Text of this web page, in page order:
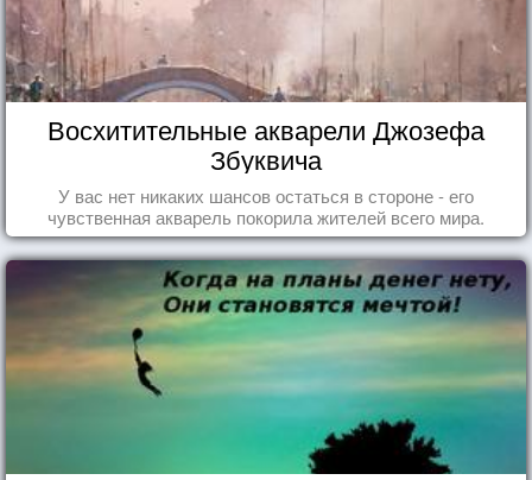
Восхитительные акварели Джозефа
Збуквича
У вас нет никаких шансов остаться в стороне - его
чувственная акварель покорила жителей всего мира.